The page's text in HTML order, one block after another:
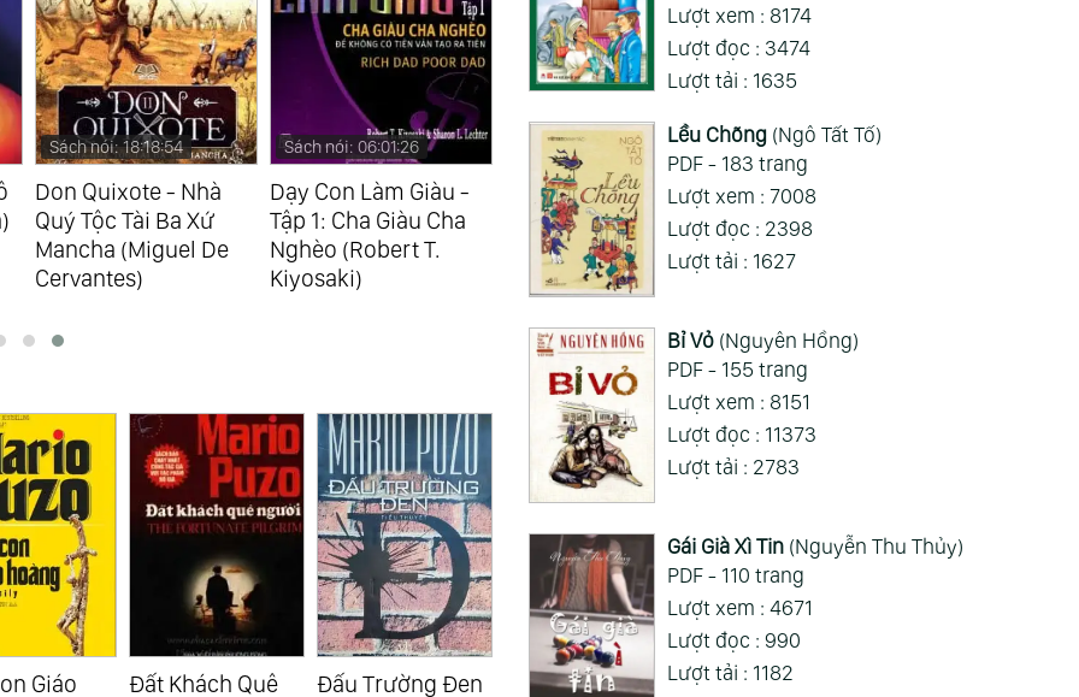
Sách nói: 18:18:54
Don Quixote - Nhà
Quý Tộc Tài Ba Xứ
Mancha (Miguel De
Cervantes)
Sách nói: 06:01:26
Dạy Con Làm Giàu -
Tập 1: Cha Giàu Cha
Nghèo (Robert T.
Kiyosaki)
7 Thói Quen Tạo Gia
Đình Hạnh Phúc
(Stephen R. Covey)
Sách nói: 05:16:14
Yêu Những Điều
Không Hoàn Hảo (Hae
Min)
Quê Đấu Trường Đen Những Kẻ Điên Qua Cơn Ác Ông Trùm Quyền
Lượt xem : 8174
Lượt đọc : 3474
Lượt tải : 1635
Lều Chõng(Ngô Tất Tố)
PDF - 183 trang
Lượt xem : 7008
Lượt đọc : 2398
Lượt tải : 1627
Bỉ Vỏ(Nguyên Hồng)
PDF - 155 trang
Lượt xem : 8151
Lượt đọc : 11373
Lượt tải : 2783
Gái Già Xì Tin(Nguyễn Thu Thủy)
PDF - 110 trang
Lượt xem : 4671
Lượt đọc : 990
Lượt tải : 1182